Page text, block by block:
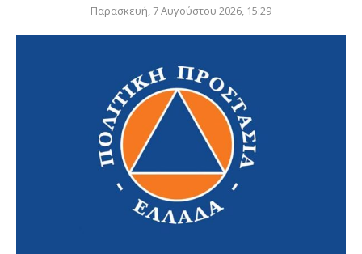
Παρασκευή, 7 Αυγούστου 2026, 15:29